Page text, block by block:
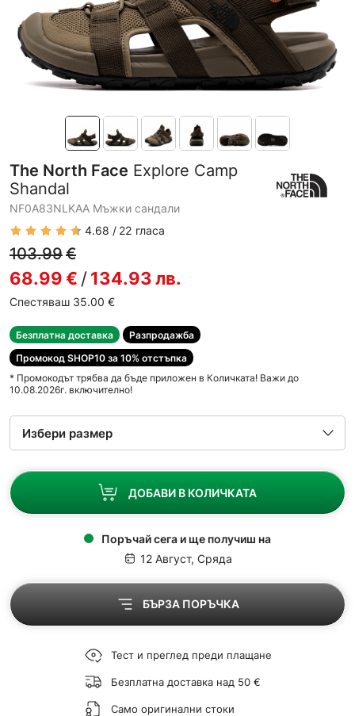
The North Face Explore Camp
Shandal
NF0A83NLKAA Мъжки сандали
4.68
22 гласа
103.99€
68.99€ /134.93лв.
Спестяваш 35.00 €
Безплатна доставка
Разпродажба
Промокод SHOP10 за 10% отстъпка
* Промокодът трябва да бъде приложен в Количката! Важи до
10.08.2026г. включително!
ДОБАВИ В КОЛИЧКАТА
Поръчай сега и ще получиш на
12 Август, Сряда
БЪРЗА ПОРЪЧКА
Тест и преглед преди плащане
Безплатна доставка над 50 €
Само оригинални стоки